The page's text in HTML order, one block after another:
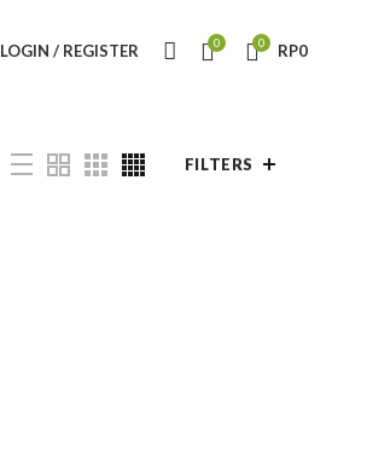
LOGIN / REGISTER 0 0 RP0
FILTERS